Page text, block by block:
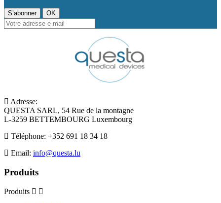
Adresse:
QUESTA SARL, 54 Rue de la montagne
L-3259 BETTEMBOURG Luxembourg
Téléphone: +352 691 18 34 18
Email: info@questa.lu
Produits
Produits